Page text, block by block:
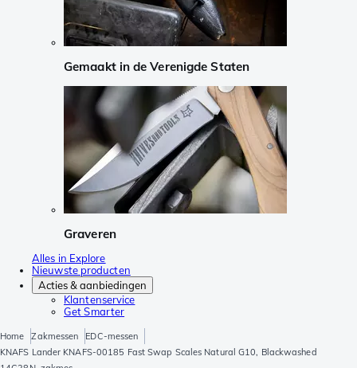
Gemaakt in de Verenigde Staten
Graveren
Alles in Explore
Nieuwste producten
Acties & aanbiedingen
Klantenservice
Get Smarter
Home Zakmessen
EDC-messen
KNAFS Lander KNAFS-00185 Fast Swap Scales Natural G10, Blackwashed